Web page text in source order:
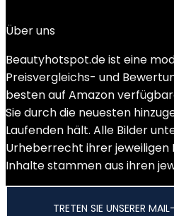
Über uns
Beautyhotspot.de ist eine
Preisvergleichs- und
besten auf Amazon
Sie durch die neuesten
Laufenden hält. Alle Bilder
Urheberrecht ihrer jeweiligen
Inhalte stammen aus ihren
TRETEN SIE UNSERER